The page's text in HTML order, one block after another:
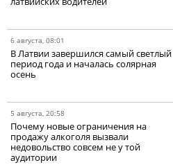
6 августа, 08:01
В Латвии завершился самый светлый
период года и началась солярная
осень
5 августа, 20:58
Почему новые ограничения на
продажу алкоголя вызвали
недовольство совсем не у той
аудитории